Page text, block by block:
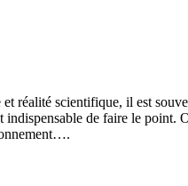
réalité scientifique, il est
de faire le